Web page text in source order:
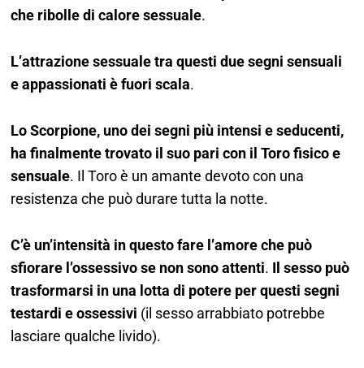
che ribolle di calore sessuale.
L’attrazione sessuale tra questi due segni sensuali
e appassionati è fuori scala.
Lo Scorpione, uno dei segni più intensi e seducenti,
ha finalmente trovato il suo pari con il Toro fisico e
sensuale. Il Toro è un amante devoto con una
resistenza che può durare tutta la notte.
C’è un’intensità in questo fare l’amore che può
sfiorare l’ossessivo se non sono attenti. Il sesso può
trasformarsi in una lotta di potere per questi segni
testardi e ossessivi (il sesso arrabbiato potrebbe
lasciare qualche livido).